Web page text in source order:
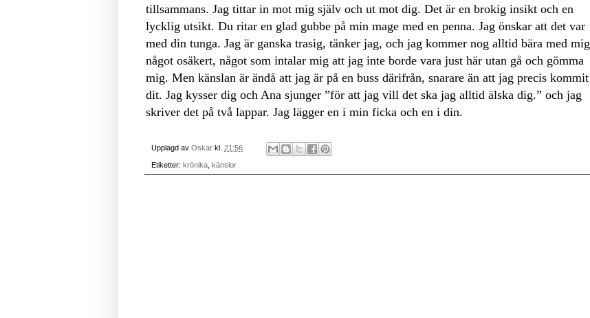
tillsammans. Jag tittar in mot mig själv och ut mot dig. Det är en brokig insikt och en
lycklig utsikt. Du ritar en glad gubbe på min mage med en penna. Jag önskar att det var
med din tunga. Jag är ganska trasig, tänker jag, och jag kommer nog alltid bära med mig
något osäkert, något som intalar mig att jag inte borde vara just här utan gå och gömma
mig. Men känslan är ändå att jag är på en buss därifrån, snarare än att jag precis kommit
dit. Jag kysser dig och Ana sjunger ”för att jag vill det ska jag alltid älska dig.” och jag
skriver det på två lappar. Jag lägger en i min ficka och en i din.
Upplagd av Oskar kl. 21:56
Etiketter: krönika känslor